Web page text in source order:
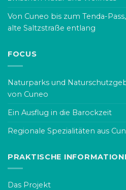
Von Cuneo bis zum Tenda-
alte Saltzstraße entlang
FOCUS
Naturparks und
von Cuneo
Ein Ausflug in die Barockzeit
Regionale Spezialitäten aus
PRAKTISCHE
Das Projekt